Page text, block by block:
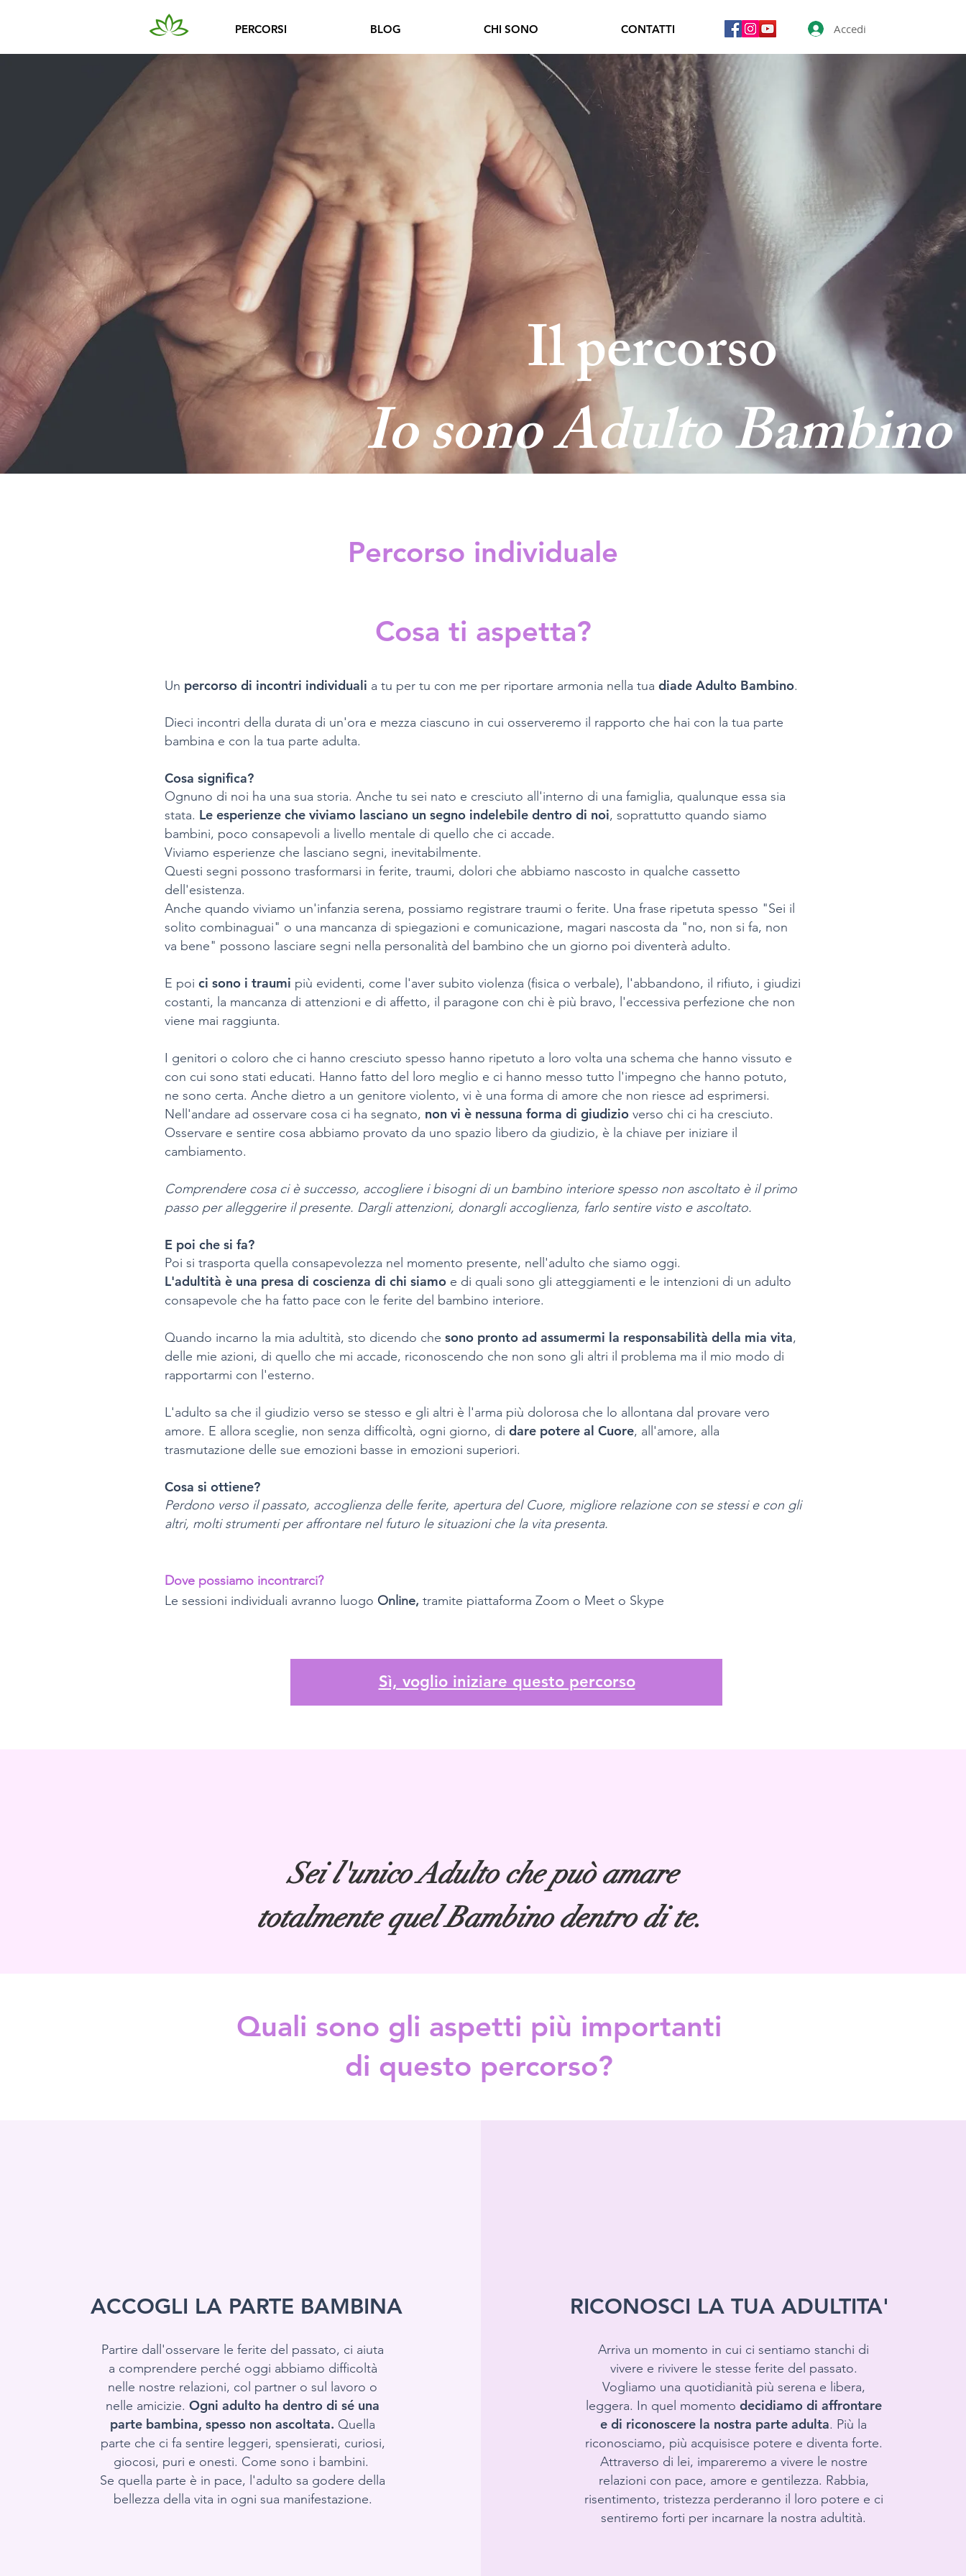
PERCORSI BLOG CHI SONO CONTATTI Accedi
Il percorso
Io sono Adulto Bambino
Percorso individuale
Cosa ti aspetta?
Un percorso di incontri individuali a tu per tu con me per riportare armonia nella tua diade Adulto Bambino.
Dieci incontri della durata di un'ora e mezza ciascuno in cui osserveremo il rapporto che hai con la tua parte
bambina e con la tua parte adulta.
Cosa significa?
Ognuno di noi ha una sua storia. Anche tu sei nato e cresciuto all'interno di una famiglia, qualunque essa sia
stata. Le esperienze che viviamo lasciano un segno indelebile dentro di noi, soprattutto quando siamo
bambini, poco consapevoli a livello mentale di quello che ci accade.
Viviamo esperienze che lasciano segni, inevitabilmente.
Questi segni possono trasformarsi in ferite, traumi, dolori che abbiamo nascosto in qualche cassetto
dell'esistenza.
Anche quando viviamo un'infanzia serena, possiamo registrare traumi o ferite. Una frase ripetuta spesso "Sei il
solito combinaguai" o una mancanza di spiegazioni e comunicazione, magari nascosta da "no, non si fa, non
va bene" possono lasciare segni nella personalità del bambino che un giorno poi diventerà adulto.
E poi ci sono i traumi più evidenti, come l'aver subito violenza (fisica o verbale), l'abbandono, il rifiuto, i giudizi
costanti, la mancanza di attenzioni e di affetto, il paragone con chi è più bravo, l'eccessiva perfezione che non
viene mai raggiunta.
I genitori o coloro che ci hanno cresciuto spesso hanno ripetuto a loro volta una schema che hanno vissuto e
con cui sono stati educati. Hanno fatto del loro meglio e ci hanno messo tutto l'impegno che hanno potuto,
ne sono certa. Anche dietro a un genitore violento, vi è una forma di amore che non riesce ad esprimersi.
Nell'andare ad osservare cosa ci ha segnato, non vi è nessuna forma di giudizio verso chi ci ha cresciuto.
Osservare e sentire cosa abbiamo provato da uno spazio libero da giudizio, è la chiave per iniziare il
cambiamento.
Comprendere cosa ci è successo, accogliere i bisogni di un bambino interiore spesso non ascoltato è il primo
passo per alleggerire il presente. Dargli attenzioni, donargli accoglienza, farlo sentire visto e ascoltato.
E poi che si fa?
Poi si trasporta quella consapevolezza nel momento presente, nell'adulto che siamo oggi.
L'adultità è una presa di coscienza di chi siamo e di quali sono gli atteggiamenti e le intenzioni di un adulto
consapevole che ha fatto pace con le ferite del bambino interiore.
Quando incarno la mia adultità, sto dicendo che sono pronto ad assumermi la responsabilità della mia vita,
delle mie azioni, di quello che mi accade, riconoscendo che non sono gli altri il problema ma il mio modo di
rapportarmi con l'esterno.
L'adulto sa che il giudizio verso se stesso e gli altri è l'arma più dolorosa che lo allontana dal provare vero
amore. E allora sceglie, non senza difficoltà, ogni giorno, di dare potere al Cuore, all'amore, alla
trasmutazione delle sue emozioni basse in emozioni superiori.
Cosa si ottiene?
Perdono verso il passato, accoglienza delle ferite, apertura del Cuore, migliore relazione con se stessi e con gli
altri, molti strumenti per affrontare nel futuro le situazioni che la vita presenta.
Dove possiamo incontrarci?
Le sessioni individuali avranno luogo Online, tramite piattaforma Zoom o Meet o Skype
Sì, voglio iniziare questo percorso
Sei l'unico Adulto che può amare
totalmentequel Bambino dentro di te.
Quali sono gli aspetti più importanti
di questo percorso?
ACCOGLI LA PARTE BAMBINA
Partire dall'osservare le ferite del passato, ci aiuta
a comprendere perché oggi abbiamo difficoltà
nelle nostre relazioni, col partner o sul lavoro o
nelle amicizie.Ogni adulto ha dentro di sé una
parte bambina, spesso non ascoltata. Quella
parte che ci fa sentire leggeri, spensierati, curiosi,
giocosi, puri e onesti. Come sono i bambini.
Se quella parte è in pace, l'adulto sa godere della
bellezza della vita in ogni sua manifestazione.
RICONOSCI LA TUA ADULTITA'
Arriva un momento in cui ci sentiamo stanchi di
vivere e rivivere le stesse ferite del passato.
Vogliamo una quotidianità più serena e libera,
leggera. In quel momento decidiamo di affrontare
e di riconoscere la nostra parte adulta. Più la
riconosciamo, più acquisisce potere e diventa forte.
Attraverso di lei, impareremo a vivere le nostre
relazioni con pace, amore e gentilezza. Rabbia,
risentimento, tristezza perderanno il loro potere e ci
sentiremo forti per incarnare la nostra adultità.